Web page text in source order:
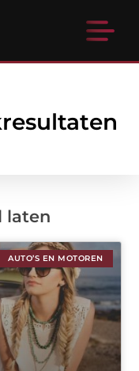
laten
AUTO’S EN MOTOREN